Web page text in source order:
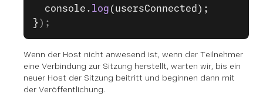
  console.
log (usersConnected);
} );
Wenn der Host nicht anwesend ist, wenn der Teilnehmer
eine Verbindung zur Sitzung herstellt, warten wir, bis ein
neuer Host der Sitzung beitritt und beginnen dann mit
der Veröffentlichung.